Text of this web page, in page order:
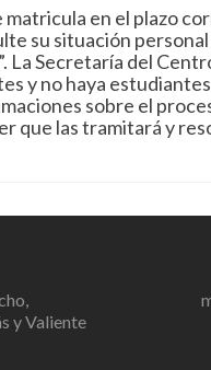
matricula en el plazo
su situación
La Secretaría del
y no haya
sobre el
que las tramitará y
y Valiente